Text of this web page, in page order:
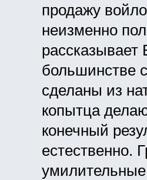
продажу
неизменно
рассказывает
большинстве
сделаны из
копытца
конечный
естественно.